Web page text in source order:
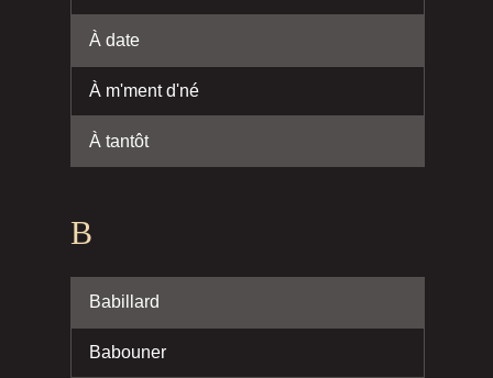
À date
À m'ment d'né
À tantôt
B
Babillard
Babouner